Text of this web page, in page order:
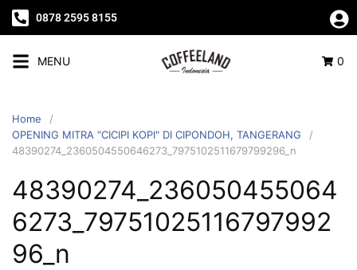
0878 2595 8155
MENU 0
Home
OPENING MITRA “CICIPI KOPI" DI CIPONDOH, TANGERANG
48390274_2360504550646273_7975102511679799296_n
48390274_236050455064
6273_79751025116797992
96_n